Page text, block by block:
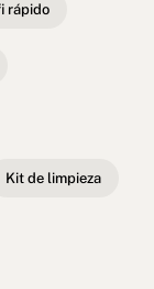
rápido
Kit de limpieza